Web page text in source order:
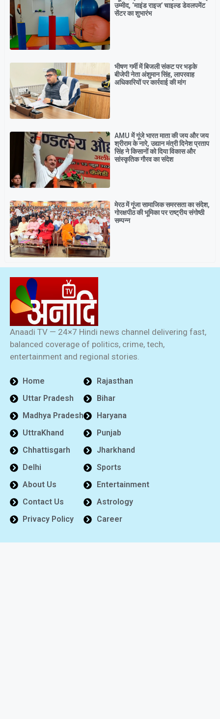
उम्मीद, ‘माइंड राइज’ चाइल्ड डेवलपमेंट
सेंटर का शुभारंभ
भीषण गर्मी में बिजली संकट पर भड़के
बीजेपी नेता अंशुमान सिंह, लापरवाह
अधिकारियों पर कार्रवाई की मांग
AMU में गूंजे भारत माता की जय और जय
श्रीराम के नारे, उद्यान मंत्री दिनेश प्रताप
सिंह ने किसानों को दिया विकास और
सांस्कृतिक गौरव का संदेश
मेरठ में गूंजा सामाजिक समरसता का संदेश,
गोरक्षपीठ की भूमिका पर राष्ट्रीय संगोष्ठी
सम्पन्न
Anaadi TV — 24×7 Hindi news channel delivering fast,
balanced coverage of politics, crime, tech,
entertainment and regional stories.
Home
Uttar Pradesh
Madhya Pradesh
UttraKhand
Chhattisgarh
Delhi
About Us
Contact Us
Privacy Policy
Rajasthan
Bihar
Haryana
Punjab
Jharkhand
Sports
Entertainment
Astrology
Career